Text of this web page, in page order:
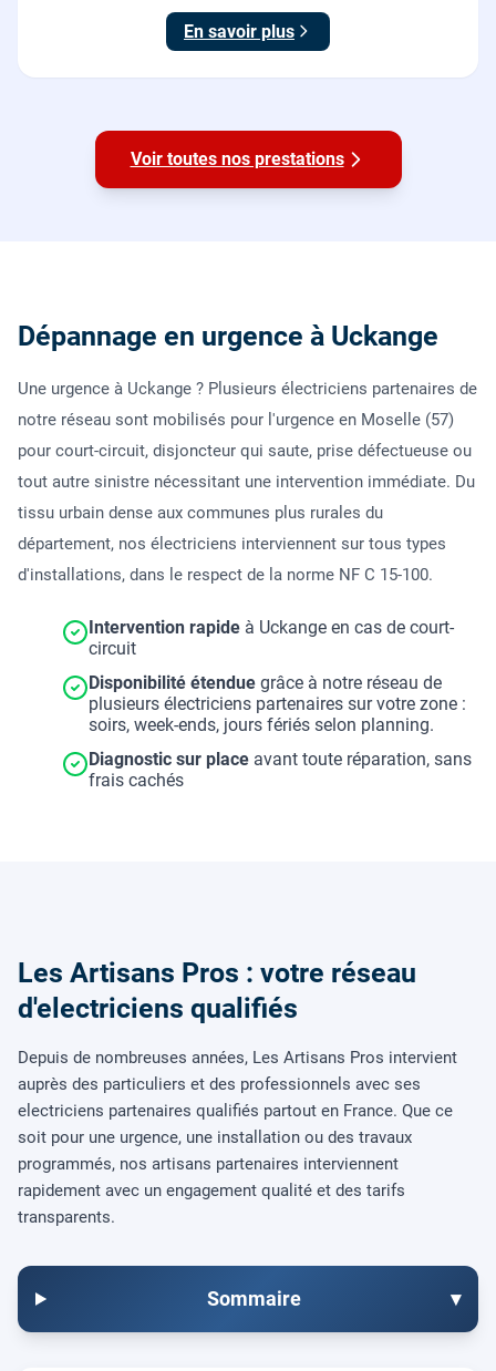
En savoir plus
Voir toutes nos prestations
Dépannage en urgence à Uckange
Une urgence à Uckange ? Plusieurs électriciens partenaires de
notre réseau sont mobilisés pour l'urgence en Moselle (57)
pour court-circuit, disjoncteur qui saute, prise défectueuse ou
tout autre sinistre nécessitant une intervention immédiate. Du
tissu urbain dense aux communes plus rurales du
département, nos électriciens interviennent sur tous types
d'installations, dans le respect de la norme NF C 15-100.
Intervention rapide à Uckange en cas de court-
circuit
Disponibilité étendue grâce à notre réseau de
plusieurs électriciens partenaires sur votre zone :
soirs, week-ends, jours fériés selon planning.
Diagnostic sur place avant toute réparation, sans
frais cachés
Les Artisans Pros : votre réseau
d'electriciens qualifiés
Depuis de nombreuses années, Les Artisans Pros intervient
auprès des particuliers et des professionnels avec ses
electriciens partenaires qualifiés partout en France. Que ce
soit pour une urgence, une installation ou des travaux
programmés, nos artisans partenaires interviennent
rapidement avec un engagement qualité et des tarifs
transparents.
Sommaire ▾